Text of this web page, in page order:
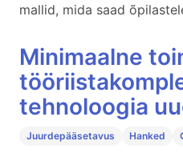
mallid, mida saad
Minimaalne
tehnoloogia
Juurdepääsetavus Hanked